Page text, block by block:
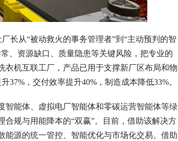
长从“被动救火的事务管理者”到“主动预判的智
、资源缺口、质量隐患等关键风险，把专业的
机互联工厂，产品已用于支撑新厂区布局和物
，交付效率提升40%，制造成本降低33%。
智能体、虚拟电厂智能体和零碳运营智能体等绿
规与用能降本的“双赢”。目前，借助该解决方
能源的统一管控、智能优化与市场化交易。借助